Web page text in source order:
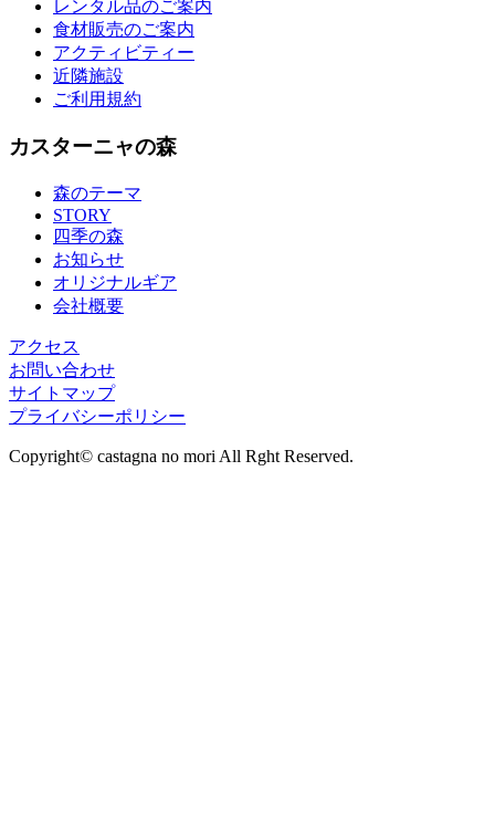
レンタル品のご案内
食材販売のご案内
アクティビティー
近隣施設
ご利用規約
カスターニャの森
森のテーマ
STORY
四季の森
お知らせ
オリジナルギア
会社概要
アクセス
お問い合わせ
サイトマップ
プライバシーポリシー
Copyright© castagna no mori All Rght Reserved.